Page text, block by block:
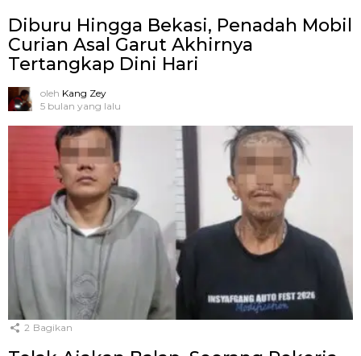
Diburu Hingga Bekasi, Penadah Mobil
Curian Asal Garut Akhirnya
Tertangkap Dini Hari
oleh Kang Zey
5 bulan yang lalu
2 Bagikan